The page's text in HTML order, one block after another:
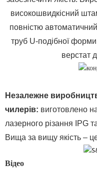
високошвидкісний
повністю
труб U-подібної
верстат
Незалежне
чилерів: виготовлено
лазерного різання IPG
Вища за вищу якість –
Відео